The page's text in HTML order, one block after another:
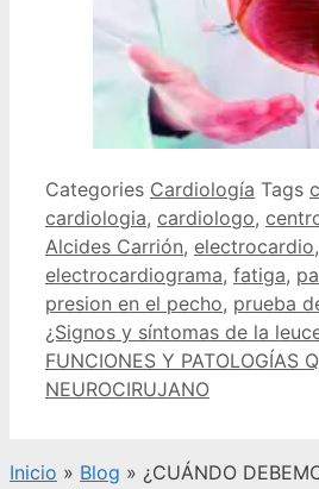
Categories Cardiología Tags
cardiologia, cardiologo,
Alcides Carrión, electrocardio,
electrocardiograma, fatiga,
presion en el pecho, prueba
¿Signos y síntomas de la
FUNCIONES Y PATOLOGÍAS
NEUROCIRUJANO
Inicio » Blog » ¿CUÁNDO